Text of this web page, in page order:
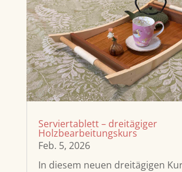
Serviertablett – dreitägiger
Holzbearbeitungskurs
Feb. 5, 2026
In diesem neuen dreitägigen